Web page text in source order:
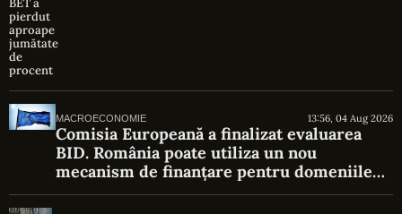
MACROECONOMIE 13:56, 04 Aug 2026
Comisia Europeană a finalizat evaluarea
BID. România poate utiliza un nou
mecanism de finanțare pentru domeniile
strategice